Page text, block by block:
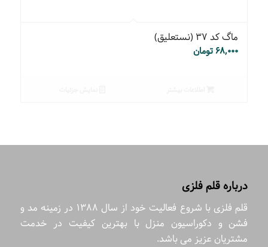
ماگ کد ۳۷ (نستعلیق)
۶۸,۰۰۰تومان
درباره قلم فلزی
قلم فلزی با شروع فعالیت خود از سال 1388 در زمینه مد و
فشن و دکوراسیون منزل با بهترین کیفیت در خدمت
مشتریان عزیز می باشد.